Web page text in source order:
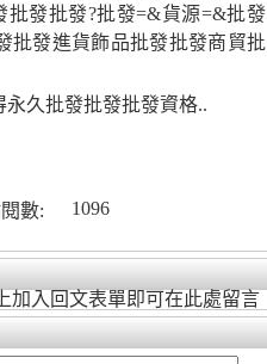
發批發?批發=&貨源=&批發
批發進貨飾品批發批發商貿批
久批發批發批發資格..
數: 1096
加入回文表單即可在此處留言